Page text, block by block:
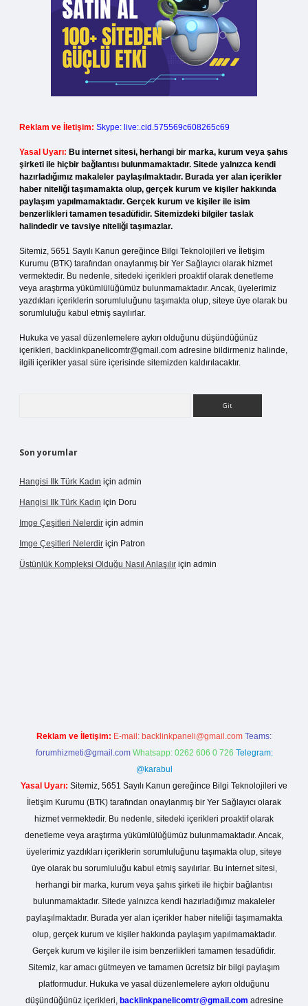
Reklam ve İletişim: Skype: live:.cid.575569c608265c69
Yasal Uyarı: Bu internet sitesi, herhangi bir marka, kurum veya şahıs
şirketi ile hiçbir bağlantısı bulunmamaktadır. Sitede yalnızca kendi
hazırladığımız makaleler paylaşılmaktadır. Burada yer alan içerikler
haber niteliği taşımamakta olup, gerçek kurum ve kişiler hakkında
paylaşım yapılmamaktadır. Gerçek kurum ve kişiler ile isim
benzerlikleri tamamen tesadüfidir. Sitemizdeki bilgiler taslak
halindedir ve tavsiye niteliği taşımazlar.
Sitemiz, 5651 Sayılı Kanun gereğince Bilgi Teknolojileri ve İletişim
Kurumu (BTK) tarafından onaylanmış bir Yer Sağlayıcı olarak hizmet
vermektedir. Bu nedenle, sitedeki içerikleri proaktif olarak denetleme
veya araştırma yükümlülüğümüz bulunmamaktadır. Ancak, üyelerimiz
yazdıkları içeriklerin sorumluluğunu taşımakta olup, siteye üye olarak bu
sorumluluğu kabul etmiş sayılırlar.
Hukuka ve yasal düzenlemelere aykırı olduğunu düşündüğünüz
içerikleri, backlinkpanelicomtr@gmail.com adresine bildirmeniz halinde,
ilgili içerikler yasal süre içerisinde sitemizden kaldırılacaktır.
Son yorumlar
Hangisi Ilk Türk Kadın için admin
Hangisi Ilk Türk Kadın için Doru
Imge Çeşitleri Nelerdir için admin
Imge Çeşitleri Nelerdir için Patron
Üstünlük Kompleksi Olduğu Nasıl Anlaşılır için admin
Reklam ve İletişim: E-mail: backlinkpaneli@gmail.com Teams:
forumhizmeti@gmail.com Whatsapp: 0262 606 0 726 Telegram:
@karabul
Yasal Uyarı: Sitemiz, 5651 Sayılı Kanun gereğince Bilgi Teknolojileri ve
İletişim Kurumu (BTK) tarafından onaylanmış bir Yer Sağlayıcı olarak
hizmet vermektedir. Bu nedenle, sitedeki içerikleri proaktif olarak
denetleme veya araştırma yükümlülüğümüz bulunmamaktadır. Ancak,
üyelerimiz yazdıkları içeriklerin sorumluluğunu taşımakta olup, siteye
üye olarak bu sorumluluğu kabul etmiş sayılırlar. Bu internet sitesi,
herhangi bir marka, kurum veya şahıs şirketi ile hiçbir bağlantısı
bulunmamaktadır. Sitede yalnızca kendi hazırladığımız makaleler
paylaşılmaktadır. Burada yer alan içerikler haber niteliği taşımamakta
olup, gerçek kurum ve kişiler hakkında paylaşım yapılmamaktadır.
Gerçek kurum ve kişiler ile isim benzerlikleri tamamen tesadüfidir.
Sitemiz, kar amacı gütmeyen ve tamamen ücretsiz bir bilgi paylaşım
platformudur. Hukuka ve yasal düzenlemelere aykırı olduğunu
düşündüğünüz içerikleri, backlinkpanelicomtr@gmail.com adresine